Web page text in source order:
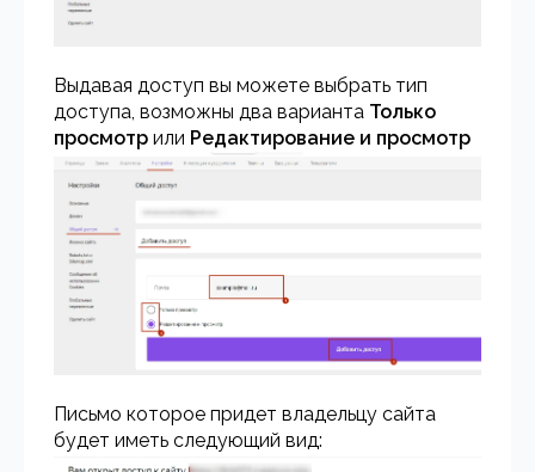
Выдавая доступ вы можете выбрать тип
доступа, возможны два варианта Только
просмотр или Редактирование и просмотр
Письмо которое придет владельцу сайта
будет иметь следующий вид: